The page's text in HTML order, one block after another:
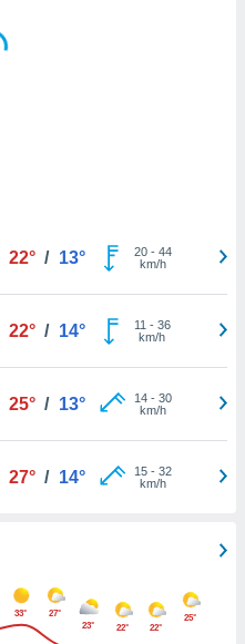
22° / 13° 20- 44
km/h
22° / 14° 11 - 36
km/h
25° / 13° 14- 30
km/h
27° / 14° 15- 32
km/h
33°
27°
23°
22° 22°
25°